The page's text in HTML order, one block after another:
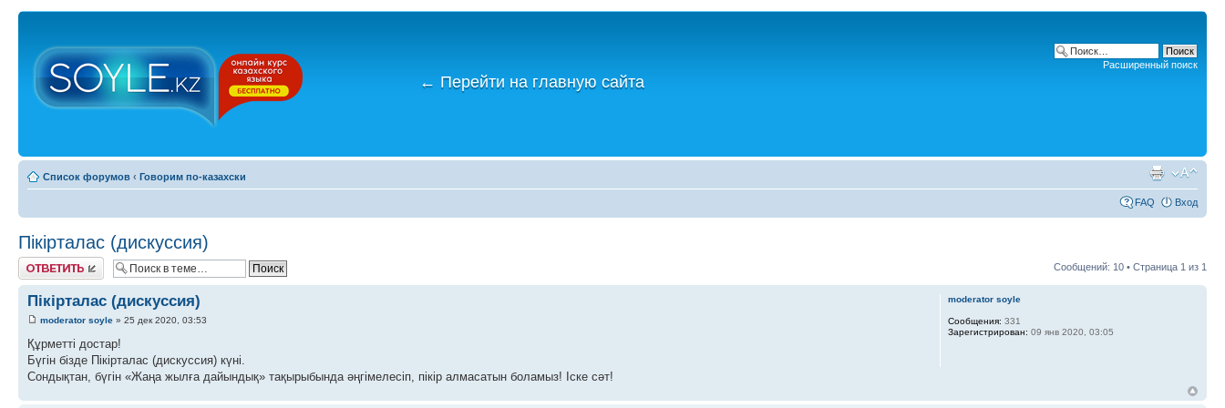
← Перейти на главную сайта
Расширенный поиск
Список форумов ‹ Говорим по-казахски
FAQ Вход
Пікірталас (дискуссия)
Ответить Сообщений: 10 • Страница 1 из 1
Пікірталас (дискуссия)
moderator soyle » 25 дек 2020, 03:53
Құрметті достар!
Бүгін бізде Пікірталас (дискуссия) күні.
Сондықтан, бүгін «Жаңа жылға дайындық» тақырыбында әңгімелесіп, пікір алмасатын боламыз! Іске сәт!
moderator soyle
Сообщения: 331
Зарегистрирован: 09 янв 2020, 03:05